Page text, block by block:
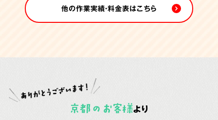
他の作業実績・料金表はこちら
京都 の お客様より